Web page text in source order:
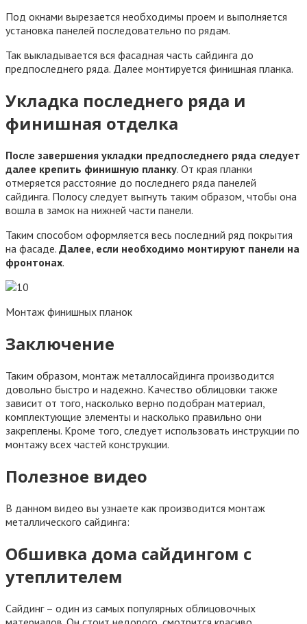
Под окнами вырезается необходимы проем и выполняется
установка панелей последовательно по рядам.
Так выкладывается вся фасадная часть сайдинга до
предпоследнего ряда. Далее монтируется финишная планка.
Укладка последнего ряда и
финишная отделка
После завершения укладки предпоследнего ряда следует
далее крепить финишную планку. От края планки
отмеряется расстояние до последнего ряда панелей
сайдинга. Полосу следует выгнуть таким образом, чтобы она
вошла в замок на нижней части панели.
Таким способом оформляется весь последний ряд покрытия
на фасаде. Далее, если необходимо монтируют панели на
фронтонах.
Монтаж финишных планок
Заключение
Таким образом, монтаж металлосайдинга производится
довольно быстро и надежно. Качество облицовки также
зависит от того, насколько верно подобран материал,
комплектующие элементы и насколько правильно они
закреплены. Кроме того, следует использовать инструкции по
монтажу всех частей конструкции.
Полезное видео
В данном видео вы узнаете как производится монтаж
металлического сайдинга:
Обшивка дома сайдингом с
утеплителем
Сайдинг – один из самых популярных облицовочных